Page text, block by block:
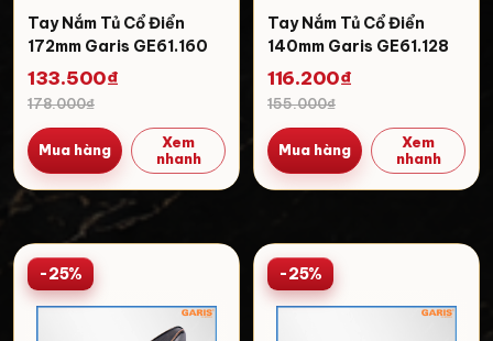
Tay Nắm Tủ Cổ Điển
172mm Garis GE61.160
133.500₫
178.000₫
Mua hàng
Xem
nhanh
Tay Nắm Tủ Cổ Điển
140mm Garis GE61.128
116.200₫
155.000₫
Mua hàng
Xem
nhanh
-25% -25%